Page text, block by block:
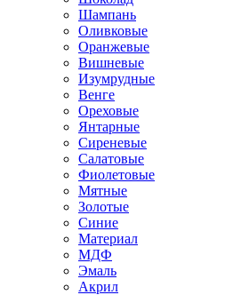
Шампань
Оливковые
Оранжевые
Вишневые
Изумрудные
Венге
Ореховые
Янтарные
Сиреневые
Салатовые
Фиолетовые
Мятные
Золотые
Синие
Материал
МДФ
Эмаль
Акрил